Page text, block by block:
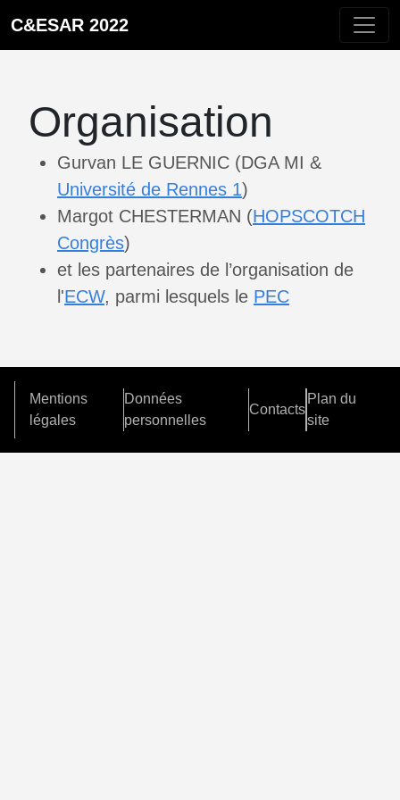
C&ESAR 2022
Organisation
Gurvan LE GUERNIC (DGA MI &
Université de Rennes 1)
Margot CHESTERMAN (HOPSCOTCH
Congrès)
et les partenaires de l’organisation de
l'ECW, parmi lesquels le PEC
Mentions
légales
Données
personnelles
Contacts
Plan du
site